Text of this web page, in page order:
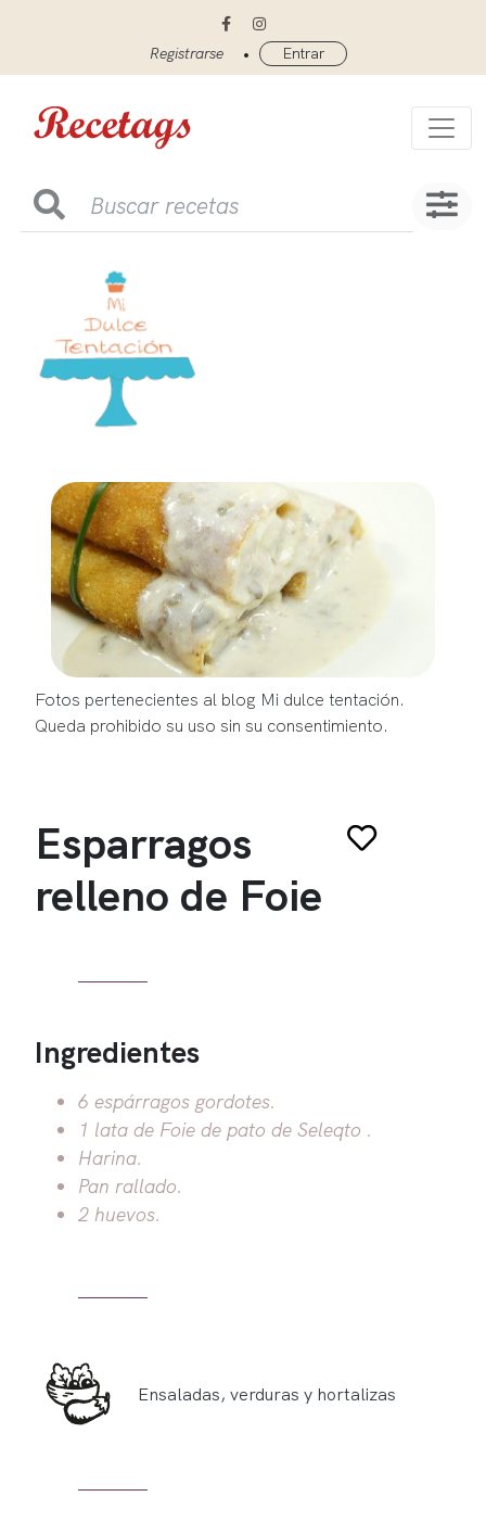
Registrarse • Entrar
Fotos pertenecientes al blog Mi dulce tentación.
Queda prohibido su uso sin su consentimiento.
Esparragos
relleno de Foie
Ingredientes
6 espárragos gordotes.
1 lata de Foie de pato de Seleqto .
Harina.
Pan rallado.
2 huevos.
Ensaladas, verduras y hortalizas